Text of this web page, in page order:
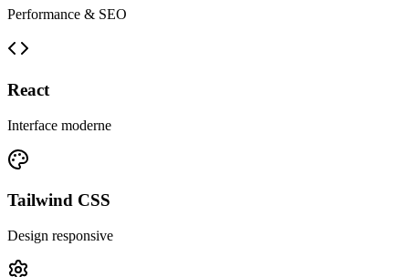
Performance & SEO
React
Interface moderne
Tailwind CSS
Design responsive